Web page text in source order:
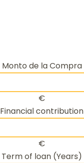
Monto de la Compra
€
Financial contribution
€
Term of loan (Years)